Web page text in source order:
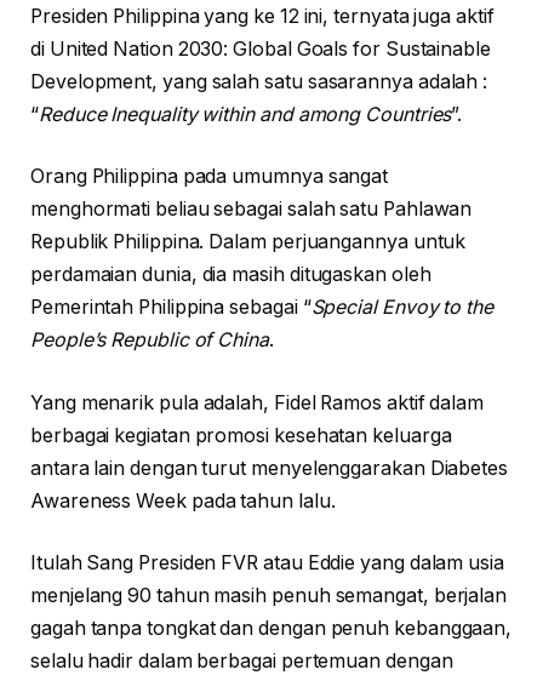
Presiden Philippina yang ke 12 ini, ternyata juga aktif
di United Nation 2030: Global Goals for Sustainable
Development, yang salah satu sasarannya adalah :
“Reduce Inequality within and among Countries”.
Orang Philippina pada umumnya sangat
menghormati beliau sebagai salah satu Pahlawan
Republik Philippina. Dalam perjuangannya untuk
perdamaian dunia, dia masih ditugaskan oleh
Pemerintah Philippina sebagai “Special Envoy to the
People’s Republic of China.
Yang menarik pula adalah, Fidel Ramos aktif dalam
berbagai kegiatan promosi kesehatan keluarga
antara lain dengan turut menyelenggarakan Diabetes
Awareness Week pada tahun lalu.
Itulah Sang Presiden FVR atau Eddie yang dalam usia
menjelang 90 tahun masih penuh semangat, berjalan
gagah tanpa tongkat dan dengan penuh kebanggaan,
selalu hadir dalam berbagai pertemuan dengan